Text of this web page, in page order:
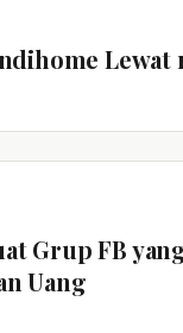
Lewat
Grup FB
Uang